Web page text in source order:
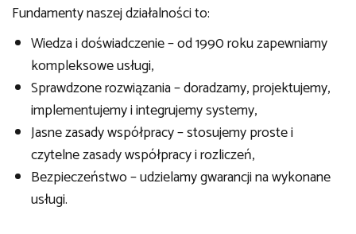
Fundamenty naszej działalności to:
Wiedza i doświadczenie – od 1990 roku zapewniamy
kompleksowe usługi,
Sprawdzone rozwiązania – doradzamy, projektujemy,
implementujemy i integrujemy systemy,
Jasne zasady współpracy – stosujemy proste i
czytelne zasady współpracy i rozliczeń,
Bezpieczeństwo – udzielamy gwarancji na wykonane
usługi.